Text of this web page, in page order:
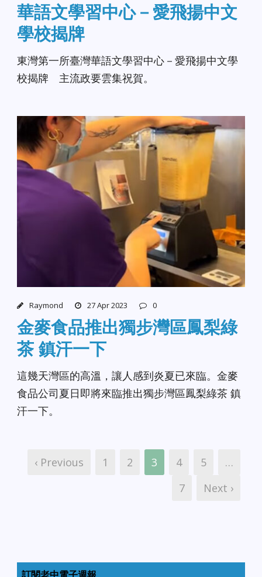
華語文學習中心－愛飛揚中文
學校揭牌
東灣第一所臺灣華語文學習中心－愛飛揚中文學
校揭牌 主流政要雲集祝賀。
Raymond 27 Apr 2023 0
金麥食品推出獨步灣區鳳梨綠
茶 鎮汗一下
這幾天灣區的高溫，讓人感到炎夏已來臨。金麥
食品公司夏日即將來臨推出獨步灣區鳳梨綠茶 鎮
汗一下。
‹ Previous 1 2 3 4 5
…
7
Next ›